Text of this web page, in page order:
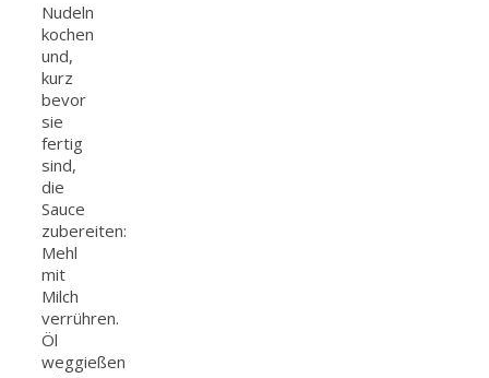
Nudeln
kochen
und,
kurz
bevor
sie
fertig
sind,
die
Sauce
zubereiten:
Mehl
mit
Milch
verrühren.
Öl
weggießen